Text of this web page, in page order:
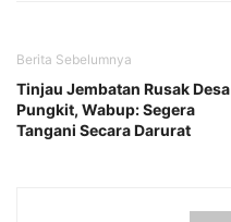
Berita Sebelumnya
Tinjau Jembatan Rusak Desa
Pungkit, Wabup: Segera
Tangani Secara Darurat